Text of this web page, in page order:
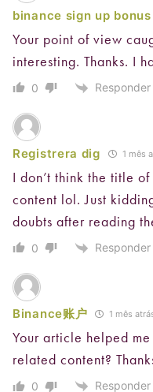
binance sign up bonus
Your point of view
interesting. Thanks. I
0 Responder
Registrera dig 1 mês
I don’t think the title
content lol. Just
doubts after reading
0 Responder
Binance账户 1 mês
Your article helped
related content?
0 Responder